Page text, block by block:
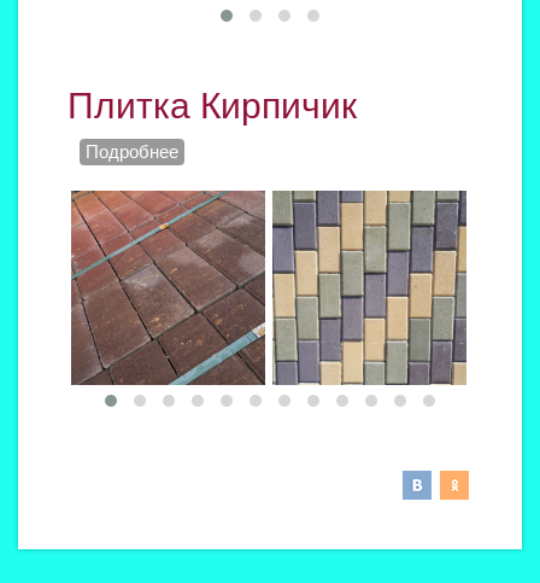
Плитка Кирпичик
Подробнее